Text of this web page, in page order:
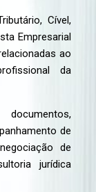
Cível,
Empresarial
ao
da
de
de
jurídica